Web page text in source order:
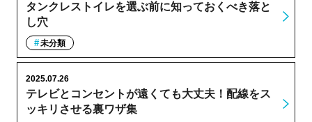
タンクレストイレを選ぶ前に知っておくべき落と
し穴
未分類
テレビとコンセントが遠くても大丈夫！配線をス
ッキリさせる裏ワザ集
2025.07.26